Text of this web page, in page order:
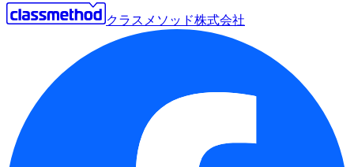
クラスメソッド株式会社